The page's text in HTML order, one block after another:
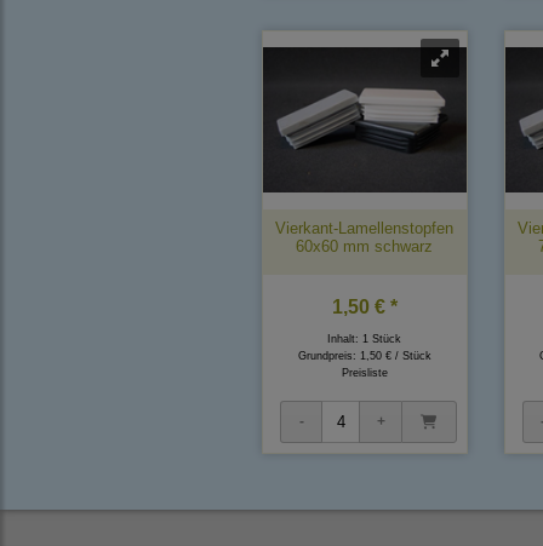
Vierkant-Lamellenstopfen
60x60 mm schwarz
1,50 € *
Inhalt: 1 Stück
Grundpreis: 1,50 € / Stück
Preisliste